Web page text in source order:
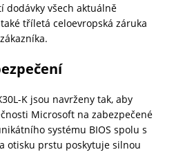
dodávky všech aktuálně
tříletá celoevropská záruka
K jsou navrženy tak, aby
Microsoft na zabezpečené
systému BIOS spolu s
otisku prstu poskytuje silnou